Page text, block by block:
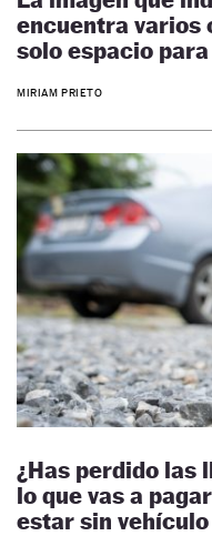
encuentra varios
solo espacio
MIRIAM PRIETO
¿Has perdido las
lo que vas a
estar sin vehículo